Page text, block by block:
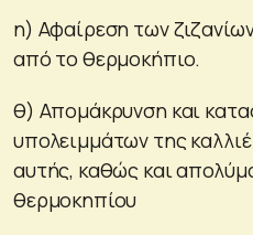
η) Αφαίρεση των
από το θερμοκήπιο.
θ) Απομάκρυνση και
υπολειμμάτων της
αυτής, καθώς και
θερμοκηπίου